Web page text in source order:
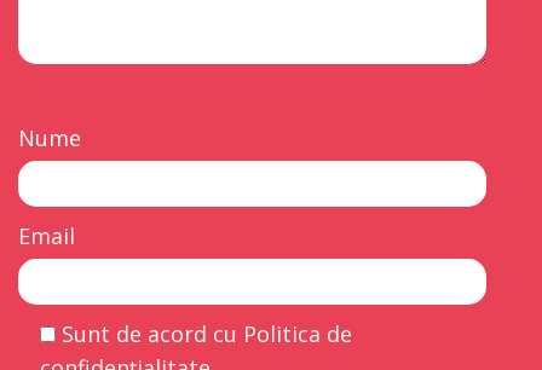
Nume
Email
Sunt de acord cu Politica de